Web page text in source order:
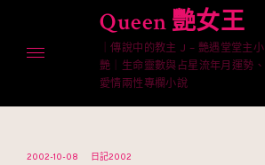
content
Queen 艷女王
｜傳說中的教主 J – 艷遇堂堂主小
艷｜生命靈數與占星流年月運勢、
愛情兩性專欄小說
2002-10-08 日記2002